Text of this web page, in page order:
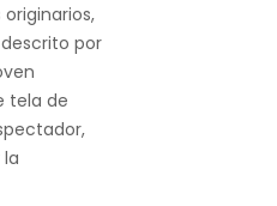
por
tela de